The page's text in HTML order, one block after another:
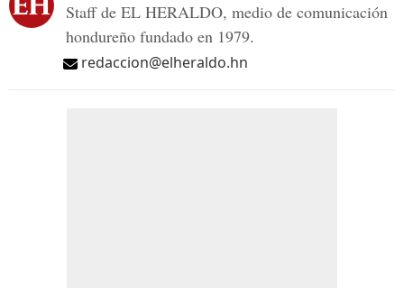
Staff de EL HERALDO, medio de comunicación
hondureño fundado en 1979.
redaccion@elheraldo.hn